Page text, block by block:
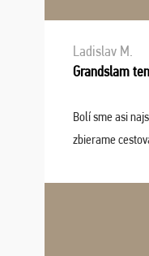
Ladislav M.
Grandslam
Bolí sme asi
zbierame
osudu -